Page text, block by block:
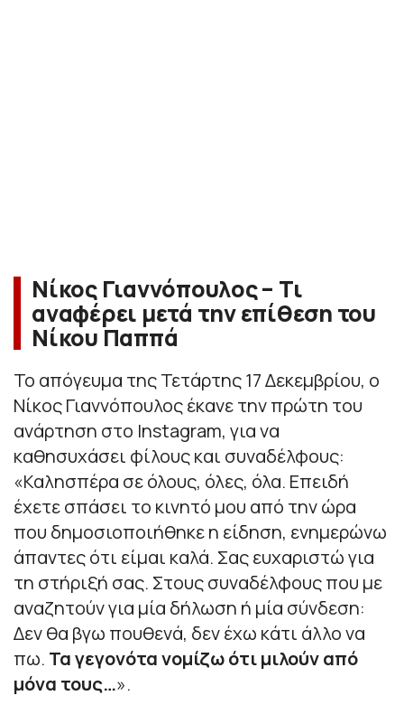
Νίκος Γιαννόπουλος – Τι
αναφέρει μετά την επίθεση του
Νίκου Παππά
Το απόγευμα της Τετάρτης 17 Δεκεμβρίου, ο
Νίκος Γιαννόπουλος έκανε την πρώτη του
ανάρτηση στο Instagram, για να
καθησυχάσει φίλους και συναδέλφους:
«Καλησπέρα σε όλους, όλες, όλα. Επειδή
έχετε σπάσει το κινητό μου από την ώρα
που δημοσιοποιήθηκε η είδηση, ενημερώνω
άπαντες ότι είμαι καλά. Σας ευχαριστώ για
τη στήριξή σας. Στους συναδέλφους που με
αναζητούν για μία δήλωση ή μία σύνδεση:
Δεν θα βγω πουθενά, δεν έχω κάτι άλλο να
πω. Τα γεγονότα νομίζω ότι μιλούν από
μόνα τους…».